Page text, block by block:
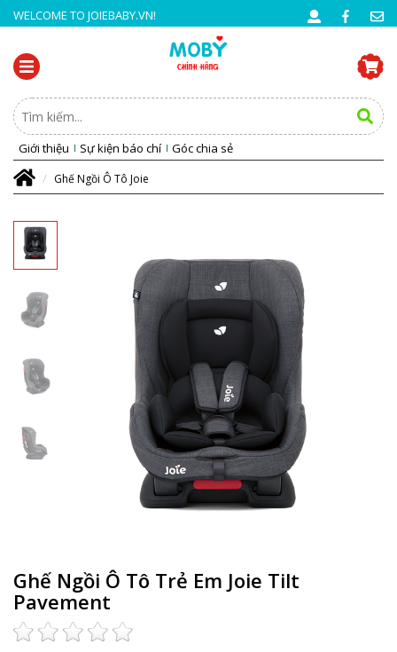
WELCOME TO JOIEBABY.VN!
Giới thiệu Sự kiện báo chí Góc chia sẻ
Ghế Ngồi Ô Tô Joie
Ghế Ngồi Ô Tô Trẻ Em Joie Tilt
Pavement